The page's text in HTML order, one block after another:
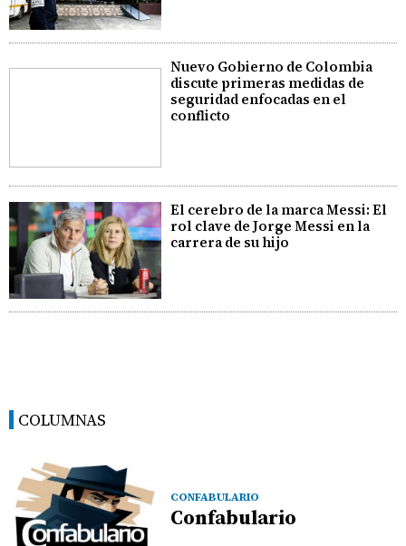
Nuevo Gobierno de Colombia
discute primeras medidas de
seguridad enfocadas en el
conflicto
El cerebro de la marca Messi: El
rol clave de Jorge Messi en la
carrera de su hijo
COLUMNAS
CONFABULARIO
Confabulario